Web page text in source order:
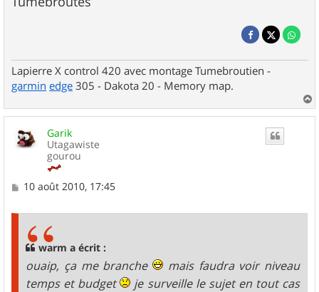
Lapierre X control 420 avec montage Tumebroutien -
garmin edge 305 - Dakota 20 - Memory map.
a
u
Garik
Utagawiste
gourou
M10 août 2010, 17:45
warm a écrit :
ouaip, ça me branche
mais faudra voir niveau
temps et budget
je surveille le sujet en tout cas